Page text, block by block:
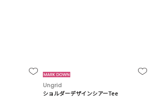
Ungrid
ショルダーデザインシアーTee